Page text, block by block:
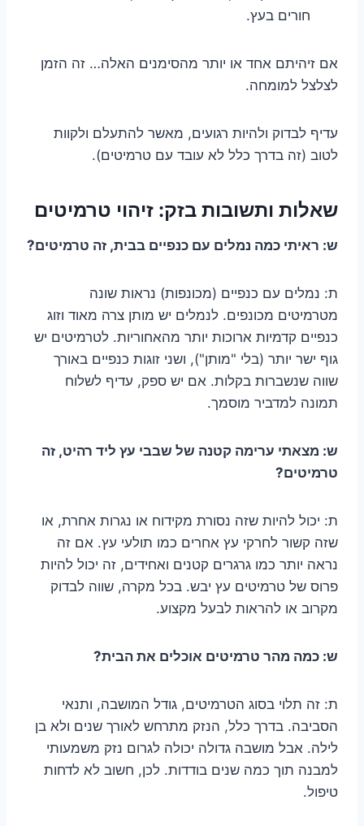
חורים בעץ.
אם זיהיתם אחד או יותר מהסימנים האלה… זה הזמן
לצלצל למומחה.
עדיף לבדוק ולהיות רגועים, מאשר להתעלם ולקוות
לטוב (זה בדרך כלל לא עובד עם טרמיטים).
שאלות ותשובות בזק: זיהוי טרמיטים
ש: ראיתי כמה נמלים עם כנפיים בבית, זה טרמיטים?
ת: נמלים עם כנפיים (מכונפות) נראות שונה
מטרמיטים מכונפים. לנמלים יש מותן צרה מאוד וזוג
כנפיים קדמיות ארוכות יותר מהאחוריות. לטרמיטים יש
גוף ישר יותר (בלי "מותן"), ושני זוגות כנפיים באורך
שווה שנשברות בקלות. אם יש ספק, עדיף לשלוח
תמונה למדביר מוסמך.
ש: מצאתי ערימה קטנה של שבבי עץ ליד רהיט, זה
טרמיטים?
ת: יכול להיות שזה נסורת מקידוח או נגרות אחרת, או
שזה קשור לחרקי עץ אחרים כמו תולעי עץ. אם זה
נראה יותר כמו גרגרים קטנים ואחידים, זה יכול להיות
פרוס של טרמיטים עץ יבש. בכל מקרה, שווה לבדוק
מקרוב או להראות לבעל מקצוע.
ש: כמה מהר טרמיטים אוכלים את הבית?
ת: זה תלוי בסוג הטרמיטים, גודל המושבה, ותנאי
הסביבה. בדרך כלל, הנזק מתרחש לאורך שנים ולא בן
לילה. אבל מושבה גדולה יכולה לגרום נזק משמעותי
למבנה תוך כמה שנים בודדות. לכן, חשוב לא לדחות
טיפול.